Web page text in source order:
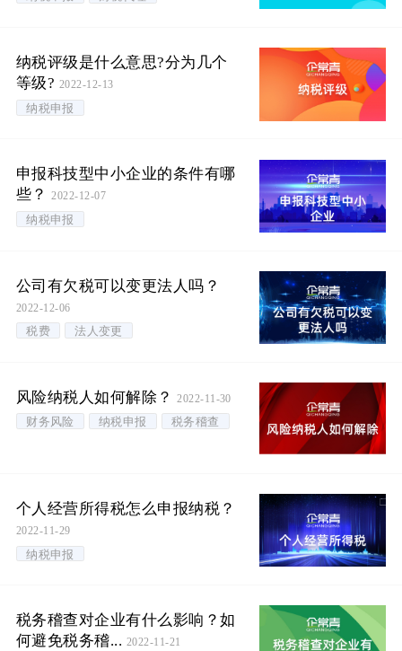
纳税评级是什么意思?分为几个
等级? 2022-12-13
纳税申报
申报科技型中小企业的条件有哪
些？2022-12-07
纳税申报
公司有欠税可以变更法人吗？
2022-12-06
税费 法人变更
风险纳税人如何解除？ 2022-11-30
财务风险 纳税申报 税务稽查
个人经营所得税怎么申报纳税？
2022-11-29
纳税申报
税务稽查对企业有什么影响？如
何避免税务稽... 2022-11-21